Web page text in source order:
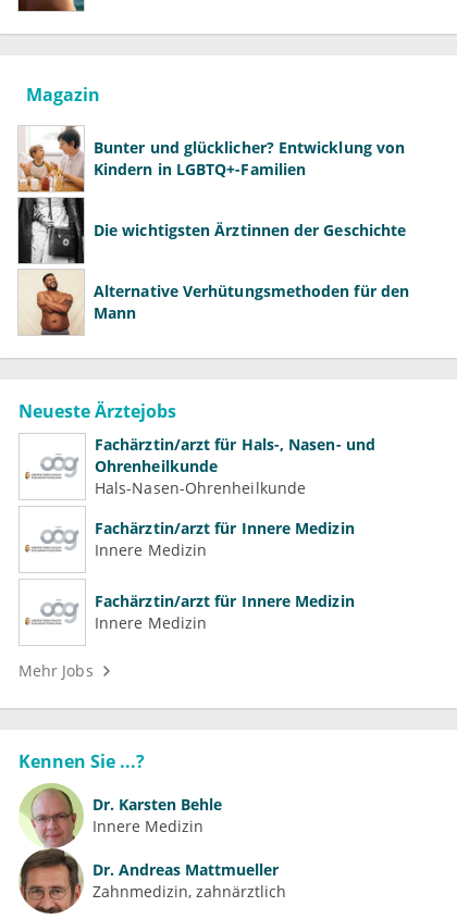
Magazin
Bunter und glücklicher? Entwicklung von
Kindern in LGBTQ+-Familien
Die wichtigsten Ärztinnen der Geschichte
Alternative Verhütungsmethoden für den
Mann
Neueste Ärztejobs
Fachärztin/arzt für Hals-, Nasen- und
Ohrenheilkunde
Hals-Nasen-Ohrenheilkunde
Fachärztin/arzt für Innere Medizin
Innere Medizin
Fachärztin/arzt für Innere Medizin
Innere Medizin
Mehr Jobs
Kennen Sie ...?
Dr. Karsten Behle
Innere Medizin
Dr. Andreas Mattmueller
Zahnmedizin, zahnärztlich